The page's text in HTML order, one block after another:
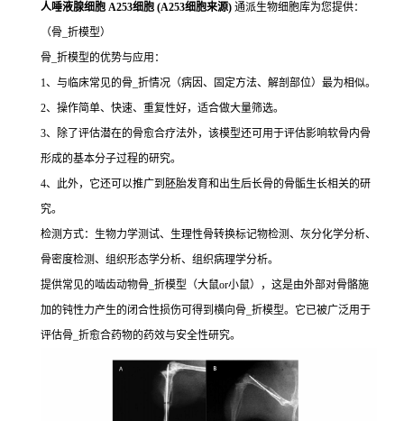
人唾液腺细胞 A253细胞 (A253细胞来源) 通派生物细胞库为您提供：
（骨_折模型）
骨_折模型的优势与应用：
1、与临床常见的骨_折情况（病因、固定方法、解剖部位）最为相似。
2、操作简单、快速、重复性好，适合做大量筛选。
3、除了评估潜在的骨愈合疗法外，该模型还可用于评估影响软骨内骨
形成的基本分子过程的研究。
4、此外，它还可以推广到胚胎发育和出生后长骨的骨骺生长相关的研
究。
检测方式：生物力学测试、生理性骨转换标记物检测、灰分化学分析、
骨密度检测、组织形态学分析、组织病理学分析。
提供常见的啮齿动物骨_折模型（大鼠or小鼠），这是由外部对骨骼施
加的钝性力产生的闭合性损伤可得到横向骨_折模型。它已被广泛用于
评估骨_折愈合药物的药效与安全性研究。